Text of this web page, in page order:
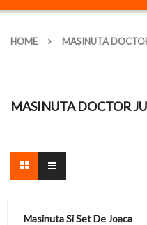
HOME MASINUTA
MASINUTA DOCTOR
Masinuta Si Set De Joaca